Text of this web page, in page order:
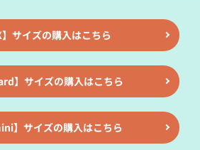
があります。その場合は、業務委託先
、商品代金未払いの場合の回収委託会
本人の許可無く他の事業者や個人な
および公開することはありません。た
る場合はその限りではありません。
】サイズの購入はこちら
】サイズの購入はこちら
】サイズの購入はこちら